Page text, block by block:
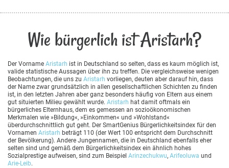
Wie bürgerlich ist Aristarh?
Der Vorname Aristarh ist in Deutschland so selten, dass es kaum möglich ist,
valide statistische Aussagen über ihn zu treffen. Die vergleichsweise wenigen
Beobachtungen, die uns zu Aristarh vorliegen, deuten aber darauf hin, dass
der Name zwar grundsätzlich in allen gesellschaftlichen Schichten zu finden
ist, in den letzten Jahren aber ganz besonders häufig von Eltern aus einem
gut situierten Milieu gewählt wurde. Aristarh hat damit oftmals ein
bürgerliches Elternhaus, dem es gemessen an sozioökonomischen
Merkmalen wie »Bildung«, »Einkommen« und »Wohlstand«
überdurchschnittlich gut geht. Der SmartGenius Bürgerlichkeitsindex für den
Vornamen Aristarh beträgt 110 (der Wert 100 entspricht dem Durchschnitt
der Bevölkerung). Andere Jungennamen, die in Deutschland ebenfalls eher
selten sind und gemäß dem Bürgerlichkeitsindex ein ähnlich hohes
Sozialprestige aufweisen, sind zum Beispiel Arinzechukwu, Arifeoluwa und
Arie-Leib.